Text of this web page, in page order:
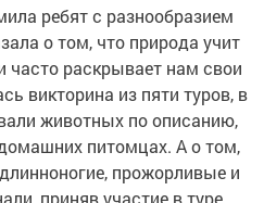
ребят с разнообразием
о том, что природа учит
часто раскрывает нам свои
викторина из пяти туров, в
животных по описанию,
питомцах. А о том,
прожорливые и